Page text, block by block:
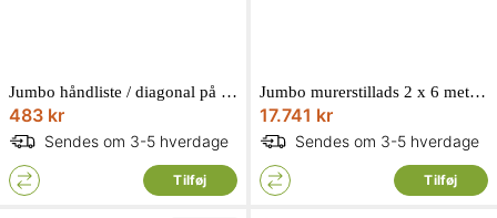
Jumbo håndliste / diagonal på 250 cm tilrullestillads 1102500
483 kr
Sendes om 3-5 hverdage
Tilføj
Jumbo murerstillads 2 x 6 meter tømreropbygning - arbejdshøjde 4 meter 262006
17.741 kr
Sendes om 3-5 hverdage
Tilføj